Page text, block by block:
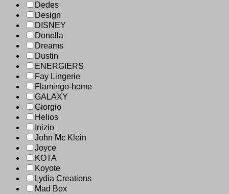
Dedes
Design
DISNEY
Donella
Dreams
Dustin
ENERGIERS
Fay Lingerie
Flamingo-home
GALAXY
Giorgio
Helios
Inizio
John Mc Klein
Joyce
KOTA
Koyote
Lydia Creations
Mad Box